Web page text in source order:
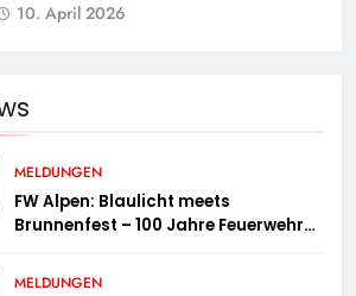
10. April 2026
MELDUNGEN
FW Alpen: Blaulicht meets
Brunnenfest – 100 Jahre Feuerwehr
MELDUNGEN